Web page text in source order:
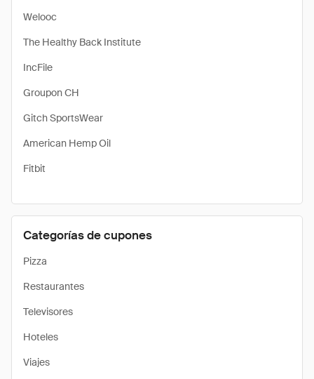
Welooc
The Healthy Back Institute
IncFile
Groupon CH
Gitch SportsWear
American Hemp Oil
Fitbit
Categorías de cupones
Pizza
Restaurantes
Televisores
Hoteles
Viajes